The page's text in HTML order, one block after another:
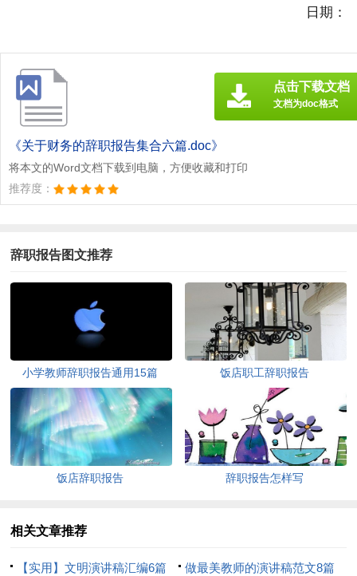
日期：
《关于财务的辞职报告集合六篇.doc》
将本文的Word文档下载到电脑，方便收藏和打印
推荐度：
点击下载文档
文档为doc格式
辞职报告图文推荐
小学教师辞职报告通用15篇 饭店职工辞职报告
饭店辞职报告 辞职报告怎样写
相关文章推荐
【实用】文明演讲稿汇编6篇 做最美教师的演讲稿范文8篇